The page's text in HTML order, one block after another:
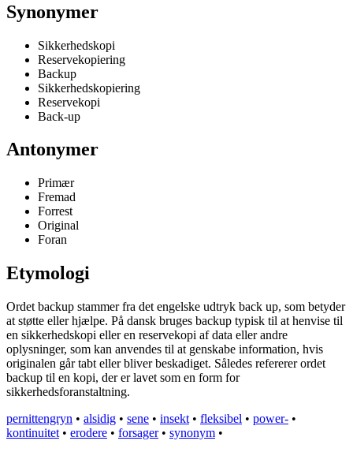
Synonymer
Sikkerhedskopi
Reservekopiering
Backup
Sikkerhedskopiering
Reservekopi
Back-up
Antonymer
Primær
Fremad
Forrest
Original
Foran
Etymologi
Ordet backup stammer fra det engelske udtryk back up, som betyder
at støtte eller hjælpe. På dansk bruges backup typisk til at henvise til
en sikkerhedskopi eller en reservekopi af data eller andre
oplysninger, som kan anvendes til at genskabe information, hvis
originalen går tabt eller bliver beskadiget. Således refererer ordet
backup til en kopi, der er lavet som en form for
sikkerhedsforanstaltning.
pernittengryn • alsidig • sene • insekt • fleksibel • power- •
kontinuitet • erodere • forsager• synonym •